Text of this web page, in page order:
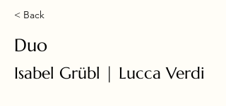
< Back
Duo
Isabel Grübl | Lucca Verdi